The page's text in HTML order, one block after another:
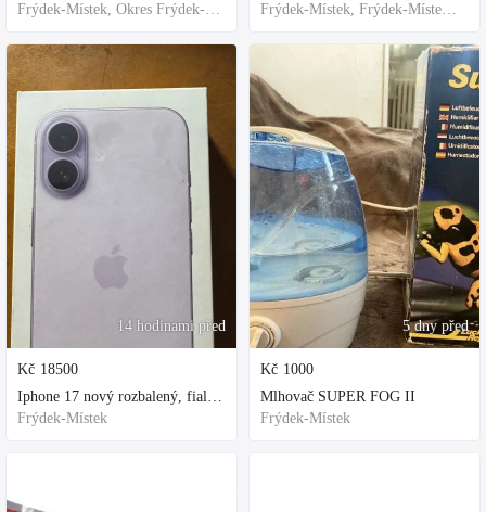
Frýdek-Místek, Okres Frýdek-Místek, Česko
14 hodinami před
Kč 18500
Iphone 17 nový rozbalený, fialová, ochranne sklo a obal kupovane za 80
Frýdek-Místek
Frýdek-Místek, Frýdek-Místek District, Czechia
5 dny před
Kč 1000
Mlhovač SUPER FOG II
Frýdek-Místek